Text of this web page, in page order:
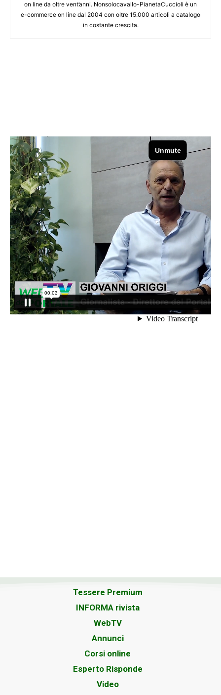
on line da oltre vent’anni. Nonsolocavallo-PianetaCuccioli è un
e-commerce on line dal 2004 con oltre 15.000 articoli a catalogo
in costante crescita.
Tessere Premium
INFORMA rivista
WebTV
Annunci
Corsi online
Esperto Risponde
Video